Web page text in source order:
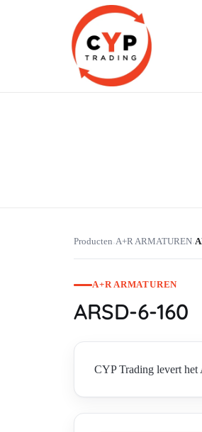
Producten›A+R ARMATUREN›
A+R ARMATUREN
ARSD-6-160
CYP Trading levert het